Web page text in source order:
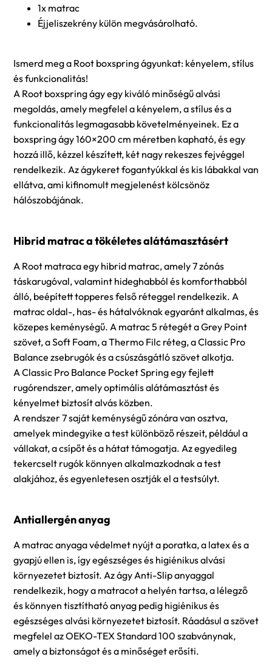
1x matrac
Éjjeliszekrény külön megvásárolható.
Ismerd meg a Root boxspring ágyunkat: kényelem, stílus
és funkcionalitás!
A Root boxspring ágy egy kiváló minőségű alvási
megoldás, amely megfelel a kényelem, a stílus és a
funkcionalitás legmagasabb követelményeinek. Ez a
boxspring ágy 160×200 cm méretben kapható, és egy
hozzá illő, kézzel készített, két nagy rekeszes fejvéggel
rendelkezik. Az ágykeret fogantyúkkal és kis lábakkal van
ellátva, ami kifinomult megjelenést kölcsönöz
hálószobájának.
Hibrid matrac a tökéletes alátámasztásért
A Root matraca egy hibrid matrac, amely 7 zónás
táskarugóval, valamint hideghabból és komforthabból
álló, beépített topperes felső réteggel rendelkezik. A
matrac oldal-, has- és hátalvóknak egyaránt alkalmas, és
közepes keménységű. A matrac 5 rétegét a Grey Point
szövet, a Soft Foam, a Thermo Filc réteg, a Classic Pro
Balance zsebrugók és a csúszásgátló szövet alkotja.
A Classic Pro Balance Pocket Spring egy fejlett
rugórendszer, amely optimális alátámasztást és
kényelmet biztosít alvás közben.
A rendszer 7 saját keménységű zónára van osztva,
amelyek mindegyike a test különböző részeit, például a
vállakat, a csípőt és a hátat támogatja. Az egyedileg
tekercselt rugók könnyen alkalmazkodnak a test
alakjához, és egyenletesen osztják el a testsúlyt.
Antiallergén anyag
A matrac anyaga védelmet nyújt a poratka, a latex és a
gyapjú ellen is, így egészséges és higiénikus alvási
környezetet biztosít. Az ágy Anti-Slip anyaggal
rendelkezik, hogy a matracot a helyén tartsa, a lélegző
és könnyen tisztítható anyag pedig higiénikus és
egészséges alvási környezetet biztosít. Ráadásul a szövet
megfelel az OEKO-TEX Standard 100 szabványnak,
amely a biztonságot és a minőséget erősíti.